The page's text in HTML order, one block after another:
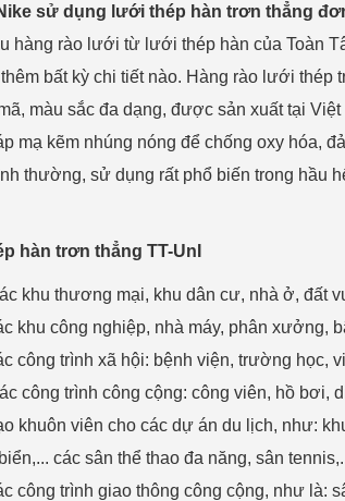
sử dụng lưới thép hàn trơn thẳng
hàng rào lưới từ lưới thép hàn của Toàn
bất kỳ chi tiết nào. Hàng rào lưới thép
màu sắc đa dạng, được sản xuất tại
mạ kẽm nhúng nóng để chống oxy hóa,
thường, sử dụng rất phổ biến trong hầu
hàn trơn thẳng TT-UnI
khu thương mại, khu dân cư, nhà ở, đất
khu công nghiệp, nhà máy, phân xưởng,
công trình xã hội: bệnh viện, trường học,
công trình công cộng: công viên, hồ bơi,
khuôn viên cho các dự án du lịch, như:
các sân thể thao đa năng, sân
công trình giao thông công cộng, như là: